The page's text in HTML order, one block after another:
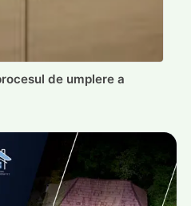
de umplere a